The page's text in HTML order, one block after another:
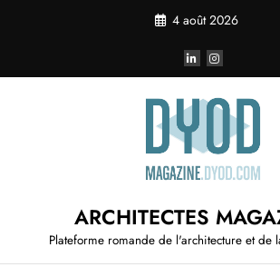
4 août 2026
ARCHITECTES
Plateforme romande de l'architecture et de